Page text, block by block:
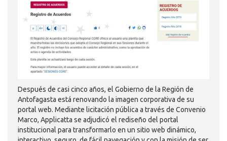
Después de casi cinco años, el Gobierno de la Región de
Antofagasta está renovando la imagen corporativa de su
portal web. Mediante licitación pública a través de Convenio
Marco, Applicatta se adjudicó el rediseño del portal
institucional para transformarlo en un sitio web dinámico,